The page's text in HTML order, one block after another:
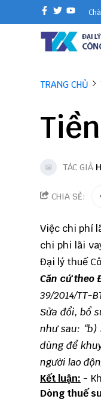
TRANG CHỦ
TÁC GIẢ
CHIA SẺ:
Việc chi phí
chi phi lãi
Đại lý thuế
Căn cứ theo
39/2014/TT-
Sửa đổi, bổ
như sau:
dùng để
người lao
Kết luận: -
Dòng thuế